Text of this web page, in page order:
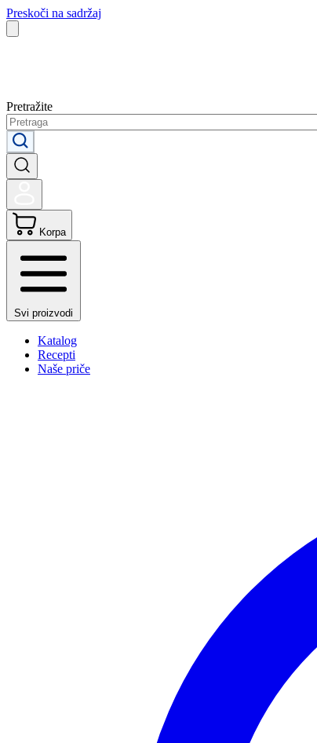
Preskoči na sadržaj
Pretražite
Korpa
Svi proizvodi
Katalog
Recepti
Naše priče